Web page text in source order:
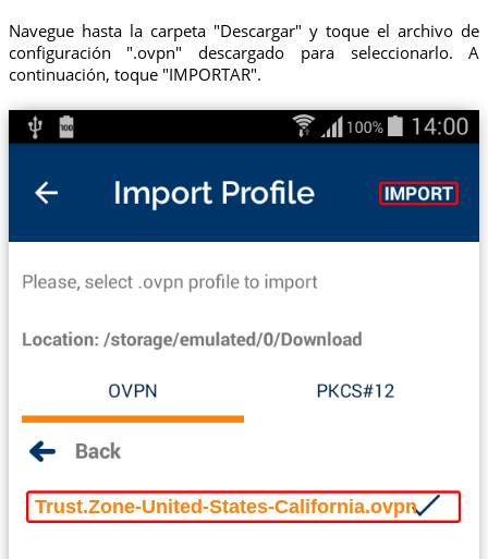
Navegue hasta la carpeta "Descargar" y toque el archivo de
configuración ".ovpn" descargado para seleccionarlo. A
continuación, toque "IMPORTAR".
Trust.Zone-United-States-California.ovpn